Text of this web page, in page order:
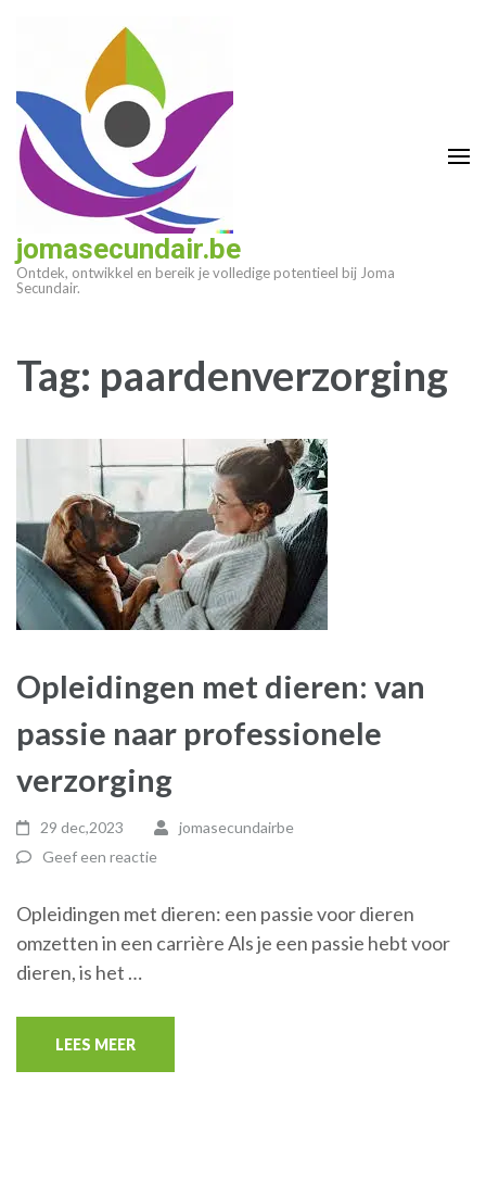
(druk
enter)
jomasecundair.be
Ontdek, ontwikkel en bereik je volledige potentieel bij Joma
Secundair.
Tag: paardenverzorging
Opleidingen met dieren: van
passie naar professionele
verzorging
29 dec,2023
jomasecundairbe
Geef een reactie
Opleidingen met dieren: een passie voor dieren
omzetten in een carrière Als je een passie hebt voor
dieren, is het …
LEES MEER